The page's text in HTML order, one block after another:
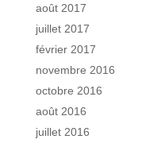
août 2017
juillet 2017
février 2017
novembre 2016
octobre 2016
août 2016
juillet 2016